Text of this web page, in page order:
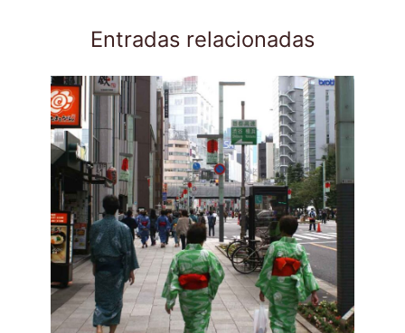
Entradas relacionadas